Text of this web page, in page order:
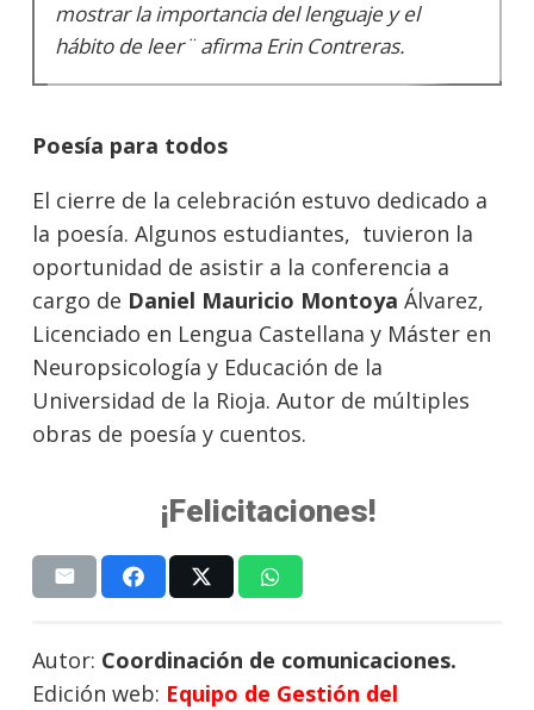
mostrar la importancia del lenguaje y el
hábito de leer¨ afirma Erin Contreras.
Poesía para todos
El cierre de la celebración estuvo dedicado a
la poesía. Algunos estudiantes, tuvieron la
oportunidad de asistir a la conferencia a
cargo de Daniel Mauricio Montoya Álvarez,
Licenciado en Lengua Castellana y Máster en
Neuropsicología y Educación de la
Universidad de la Rioja. Autor de múltiples
obras de poesía y cuentos.
¡Felicitaciones!
Autor: Coordinación de comunicaciones.
Edición web: Equipo de Gestión del